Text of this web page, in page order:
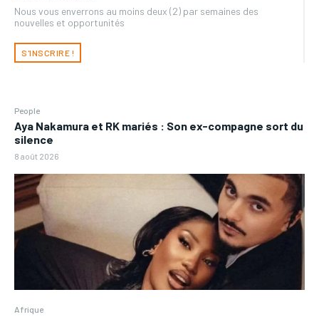
Nous vous enverrons au moins deux (2) par semaines des
nouvelles et opportunités
S'INSCRIRE !
People
Aya Nakamura et RK mariés : Son ex-compagne sort du
silence
8 août 2026
Afrique